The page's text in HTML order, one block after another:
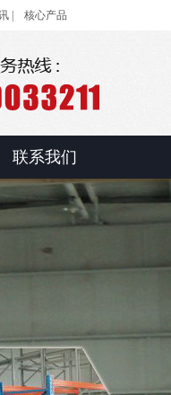
| 核心产品
联系我们